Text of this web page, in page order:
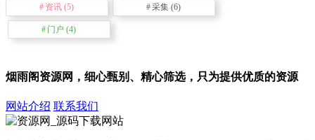
资讯 (5) 采集 (6)
门户 (4)
烟雨阁资源网，细心甄别、精心筛选，只为提供优质的资源
网站介绍 联系我们